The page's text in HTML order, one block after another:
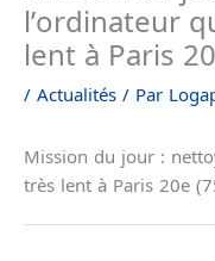
l’ordinateur
lent à Paris
/ Actualités / Par
Mission du jour :
très lent à Paris 20e